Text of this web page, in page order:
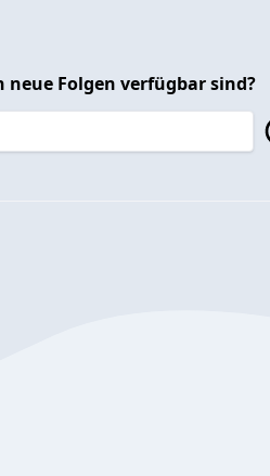
neue Folgen verfügbar sind?